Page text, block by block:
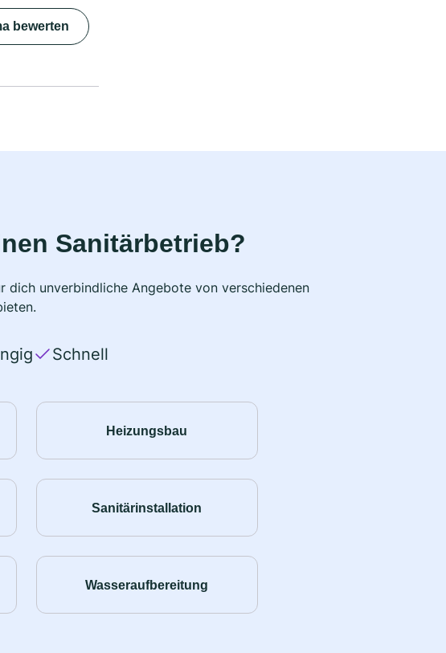
bewerten
Sanitärbetrieb?
unverbindliche Angebote von verschiedenen
Schnell
Heizungsbau
Sanitärinstallation
Wasseraufbereitung